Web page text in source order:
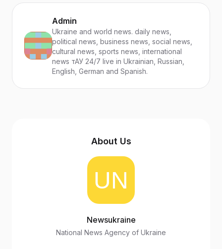
Admin
Ukraine and world news. daily news,
political news, business news, social news,
cultural news, sports news, international
news тАУ 24/7 live in Ukrainian, Russian,
English, German and Spanish.
About Us
Newsukraine
National News Agency of Ukraine